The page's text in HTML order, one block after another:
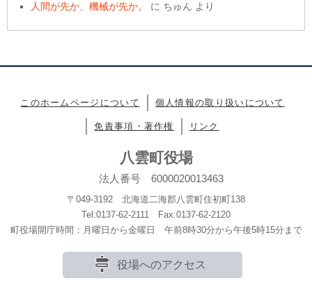
人間が先か、機械が先か。
に ちゅん より
このホームページについて 個人情報の取り扱いについて
免責事項・著作権 リンク
八雲町役場
法人番号 6000020013463
〒049-3192 北海道二海郡八雲町住初町138
Tel:0137-62-2111 Fax:0137-62-2120
町役場開庁時間：月曜日から金曜日 午前8時30分から午後5時15分まで
役場へのアクセス